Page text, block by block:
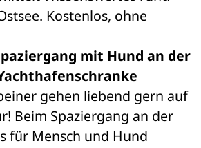
Kostenlos, ohne
mit Hund an der
gehen liebend gern auf
Beim Spaziergang an der
für Mensch und Hund